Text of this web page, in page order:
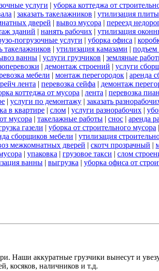
услуги | уборка коттеджа от
| заказать такелажников | утилизация плиты
дверей | вывоз мусора | переезд
зданий | нанять рабочих | утилизация
погрузочные услуги | уборка офиса |
такелажников | утилизация камазами | подъем
ванны | услуги грузчиков | земляные
| демонтаж строений | услуги
мебели | монтаж перегородок | аренда
лента | перевозка сейфа | демонтаж
коттеджа от мусора | лента | перевозка
| услуги по демонтажу | заказать
в квартире | слом | услуги разнорабочих |
мусора | такелажные работы | снос | аренда
газели | уборка от строительного мусора |
сборщиков мебели | утилизация
межкомнатных дверей | скотч прозрачный |
| упаковка | грузовое такси | слом
ванны | выгрузка | уборка офиса от
Наши аккуратные грузчики вынесут и
косяков, наличников и т.д.